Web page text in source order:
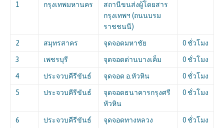
1 กรุงเทพมหานคร
สถานีขนส่งผู้โดยสาร
กรุงเทพฯ (ถนนบรม
ราชชนนี)
2 สมุทรสาคร จุดจอดมหาชัย 0 ชั่วโมง
3 เพชรบุรี จุดจอดด่านบางเค็ม 0 ชั่วโมง
4 ประจวบคีรีขันธ์ จุดจอด อ.หัวหิน 0 ชั่วโมง
5 ประจวบคีรีขันธ์
จุดจอดธนาคารกรุงศรี
หัวหิน
0 ชั่วโมง
6 ประจวบคีรีขันธ์
จุดจอดทางหลวง
0 ชั่วโมง